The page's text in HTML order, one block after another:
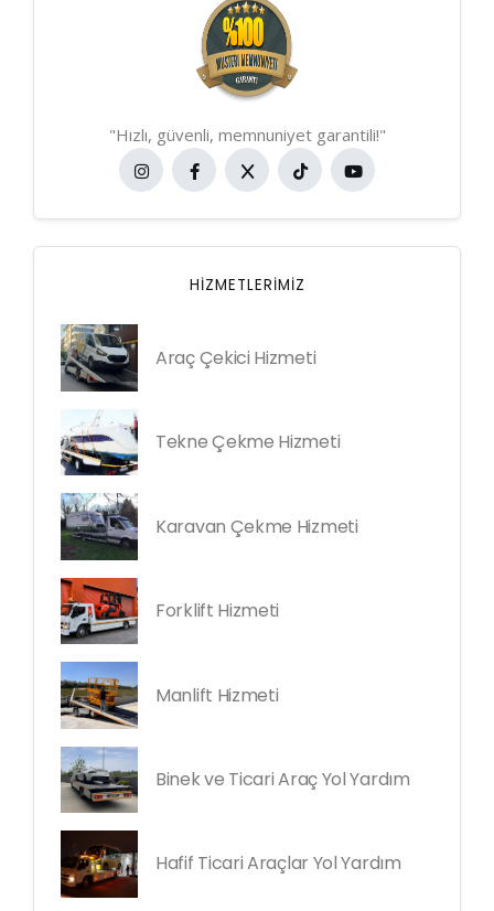
"Hızlı, güvenli, memnuniyet garantili!"
HIZMETLERIMIZ
Araç Çekici Hizmeti
Tekne Çekme Hizmeti
Karavan Çekme Hizmeti
Forklift Hizmeti
Manlift Hizmeti
Binek ve Ticari Araç Yol Yardım
Hafif Ticari Araçlar Yol Yardım